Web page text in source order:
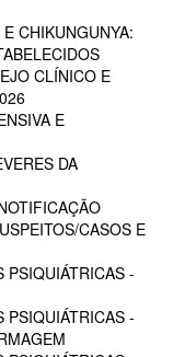
CHIKUNGUNYA:
CLÍNICO E
E
DA
CASOS E
PSIQUIÁTRICAS -
PSIQUIÁTRICAS -